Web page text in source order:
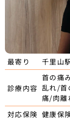
最寄り 千里山
診療内容
首の痛
乱れ/首
痛/肉離
対応保険 健康保